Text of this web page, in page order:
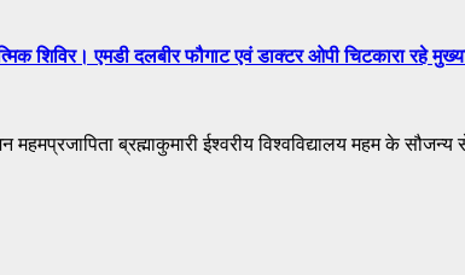
शिविर। एमडी दलबीर फौगाट एवं डाक्टर ओपी चिटकारा रहे
ब्रह्माकुमारी ईश्वरीय विश्वविद्यालय महम के